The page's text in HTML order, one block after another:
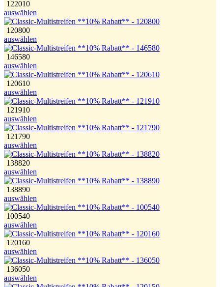
122010
auswählen
120800
auswählen
146580
auswählen
120610
auswählen
121910
auswählen
121790
auswählen
138820
auswählen
138890
auswählen
100540
auswählen
120160
auswählen
136050
auswählen